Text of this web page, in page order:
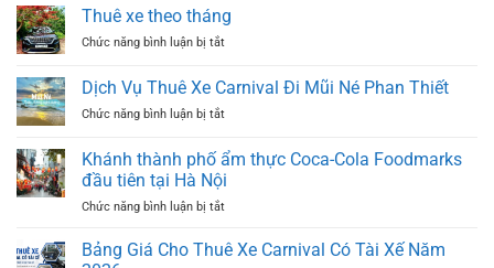
Có
Tài
Xế
Thuê
Xe
2025
Thuê xe theo tháng
Chức năng bình luận bị tắtở
theo
tháng
Dịch Vụ Thuê Xe Carnival Đi Mũi Né Phan Thiết
Chức năng bình luận bị tắtở
Vụ
Thuê
Xe
Carnival
Mũi
Khánh thành phố ẩm thực Coca-Cola Foodmarks
đầu tiên tại Hà Nội
Chức năng bình luận bị tắtở
thành
Bảng Giá Cho Thuê Xe Carnival Có Tài Xế Năm